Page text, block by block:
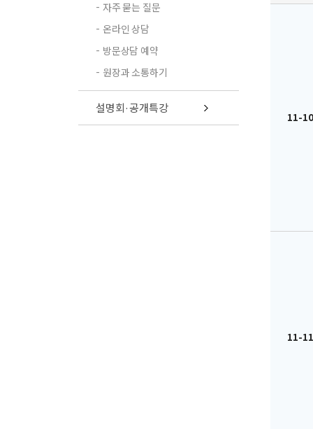
자주 묻는 질문
온라인 상담
방문상담 예약
원장과 소통하기
설명회·공개특강
11-
11-